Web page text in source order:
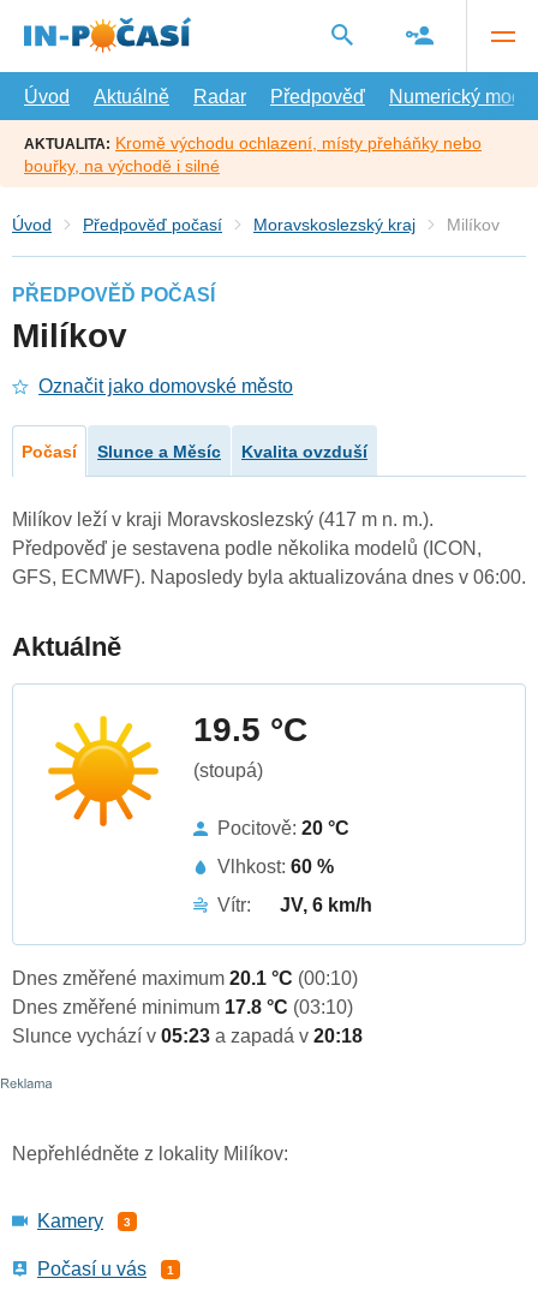
hlavní
Úvod
Aktuálně Radar Předpověď Numerický model
AKTUALITA: Kromě východu ochlazení, místy přeháňky nebo
bouřky, na východě i silné
Úvod Předpověď počasí Moravskoslezský kraj Milíkov
PŘEDPOVĚĎ POČASÍ
Milíkov
Označit jako domovské město
Počasí Slunce a Měsíc Kvalita ovzduší
Milíkov leží v kraji Moravskoslezský (417 m n. m.).
Předpověď je sestavena podle několika modelů (ICON,
GFS, ECMWF). Naposledy byla aktualizována dnes v 06:00.
Aktuálně
19.5 °C
(stoupá)
Pocitově: 20 °C
Vlhkost: 60 %
Vítr:
JV, 6 km/h
Dnes změřené maximum 20.1 °C (00:10)
Dnes změřené minimum 17.8 °C (03:10)
Slunce vychází v 05:23 a zapadá v 20:18
Nepřehlédněte z lokality Milíkov:
Kamery 3
Počasí u vás 1